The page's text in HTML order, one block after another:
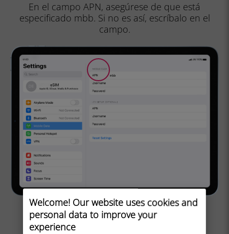
Welcome! Our website uses cookies and
personal data to improve your
experience
En el campo APN, asegúrese de que está
especificado mbb. Si no es así, escríbalo en el
campo.